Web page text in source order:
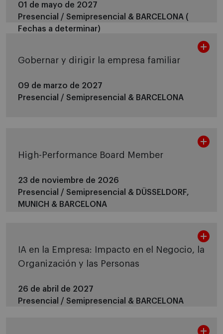
01 de mayo de 2027
Presencial / Semipresencial & BARCELONA (
Fechas a determinar)
Gobernar y dirigir la empresa familiar
09 de marzo de 2027
Presencial / Semipresencial & BARCELONA
High-Performance Board Member
23 de noviembre de 2026
Presencial / Semipresencial & DÜSSELDORF,
MUNICH & BARCELONA
IA en la Empresa: Impacto en el Negocio, la
Organización y las Personas
26 de abril de 2027
Presencial / Semipresencial & BARCELONA